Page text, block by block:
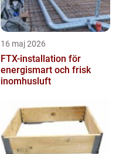
16 maj 2026
FTX-installation för
energismart och frisk
inomhusluft